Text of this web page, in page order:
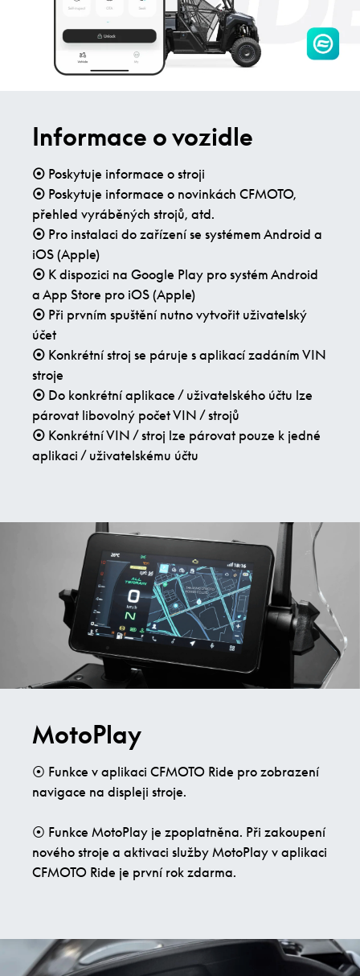
Informace o vozidle
⦿ Poskytuje informace o stroji
⦿ Poskytuje informace o novinkách CFMOTO,
přehled vyráběných strojů, atd.
⦿ Pro instalaci do zařízení se systémem Android a
iOS (Apple)
⦿ K dispozici na Google Play pro systém Android
a App Store pro iOS (Apple)
⦿ Při prvním spuštění nutno vytvořit uživatelský
účet
⦿ Konkrétní stroj se páruje s aplikací zadáním VIN
stroje
⦿ Do konkrétní aplikace / uživatelského účtu lze
párovat libovolný počet VIN / strojů
⦿ Konkrétní VIN / stroj lze párovat pouze k jedné
aplikaci / uživatelskému účtu
MotoPlay
⦿ Funkce v aplikaci CFMOTO Ride pro zobrazení
navigace na displeji stroje.
⦿ Funkce MotoPlay je zpoplatněna. Při zakoupení
nového stroje a aktivaci služby MotoPlay v aplikaci
CFMOTO Ride je první rok zdarma.